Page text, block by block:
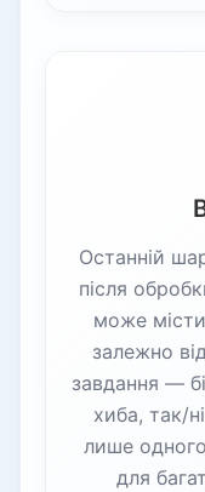
Останній
після
може
залежно
завдання —
хиба, так/
лише
для